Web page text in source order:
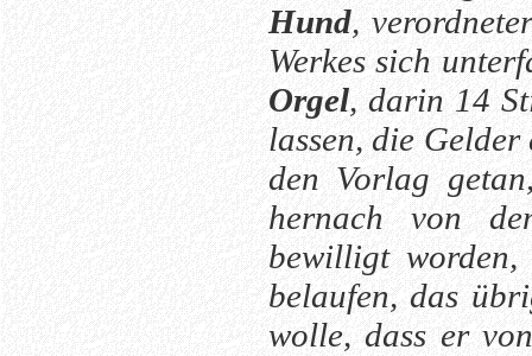
Hund,
Werkes sich
Orgel, darin 14
lassen, die Gelder
den Vorlag
hernach von
bewilligt
belaufen, das
wolle, dass er